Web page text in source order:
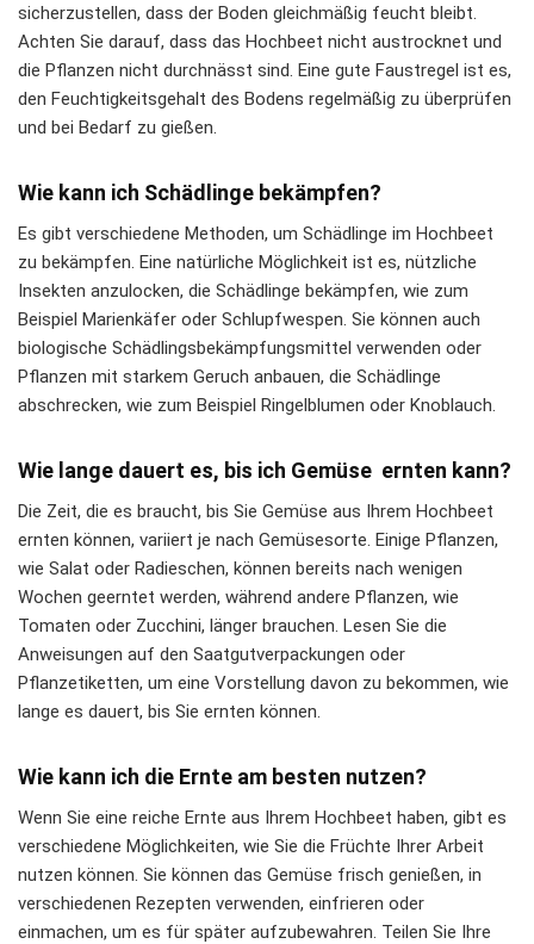
sicherzustellen, dass der Boden gleichmäßig feucht bleibt.
Achten Sie darauf, dass das Hochbeet nicht austrocknet und
die Pflanzen nicht durchnässt sind. Eine gute Faustregel ist es,
den Feuchtigkeitsgehalt des Bodens regelmäßig zu überprüfen
und bei Bedarf zu gießen.
Wie kann ich Schädlinge bekämpfen?
Es gibt verschiedene Methoden, um Schädlinge im Hochbeet
zu bekämpfen. Eine natürliche Möglichkeit ist es, nützliche
Insekten anzulocken, die Schädlinge bekämpfen, wie zum
Beispiel Marienkäfer oder Schlupfwespen. Sie können auch
biologische Schädlingsbekämpfungsmittel verwenden oder
Pflanzen mit starkem Geruch anbauen, die Schädlinge
abschrecken, wie zum Beispiel Ringelblumen oder Knoblauch.
Wie lange dauert es, bis ich Gemüse ernten kann?
Die Zeit, die es braucht, bis Sie Gemüse aus Ihrem Hochbeet
ernten können, variiert je nach Gemüsesorte. Einige Pflanzen,
wie Salat oder Radieschen, können bereits nach wenigen
Wochen geerntet werden, während andere Pflanzen, wie
Tomaten oder Zucchini, länger brauchen. Lesen Sie die
Anweisungen auf den Saatgutverpackungen oder
Pflanzetiketten, um eine Vorstellung davon zu bekommen, wie
lange es dauert, bis Sie ernten können.
Wie kann ich die Ernte am besten nutzen?
Wenn Sie eine reiche Ernte aus Ihrem Hochbeet haben, gibt es
verschiedene Möglichkeiten, wie Sie die Früchte Ihrer Arbeit
nutzen können. Sie können das Gemüse frisch genießen, in
verschiedenen Rezepten verwenden, einfrieren oder
einmachen, um es für später aufzubewahren. Teilen Sie Ihre